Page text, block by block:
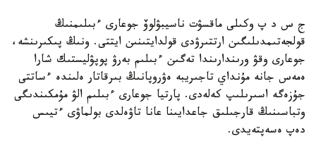
ج س د پ وكىلى ماقسۋت ناسيبۋلوۆ جوعارى ءبىلىمنىڭ
قولجەتىمدىلىگىن ارتتىرۋدى قولدايتىنىن ايتتى. ونىڭ پىكىرىنشە،
جوعارى وقۋ ورىندارىندا تەگىن ءبىلىم بەرۋ پوپۋليستىك شارا
ەمەس جانە مۇنداي تاجىريبە ەۋروپانىڭ بىرقاتار ەلىندە ءساتتى
جۇزەگە اسىرىلىپ كەلەدى. پارتيا جوعارى ءبىلىم الۋ مۇمكىندىگى
وتباسىنىڭ قارجىلىق جاعدايىنا عانا تاۋەلدى بولماۋى ءتيىس
دەپ ەسەپتەيدى.